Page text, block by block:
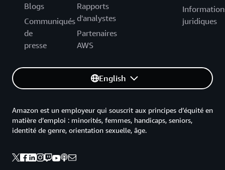
Blogs
Communiqués
de
presse
Rapports
d'analystes
Partenaires
AWS
juridiques
English
Amazon est un employeur qui souscrit aux principes d’équité en
matière d’emploi : minorités, femmes, handicaps, seniors,
identité de genre, orientation sexuelle, âge.